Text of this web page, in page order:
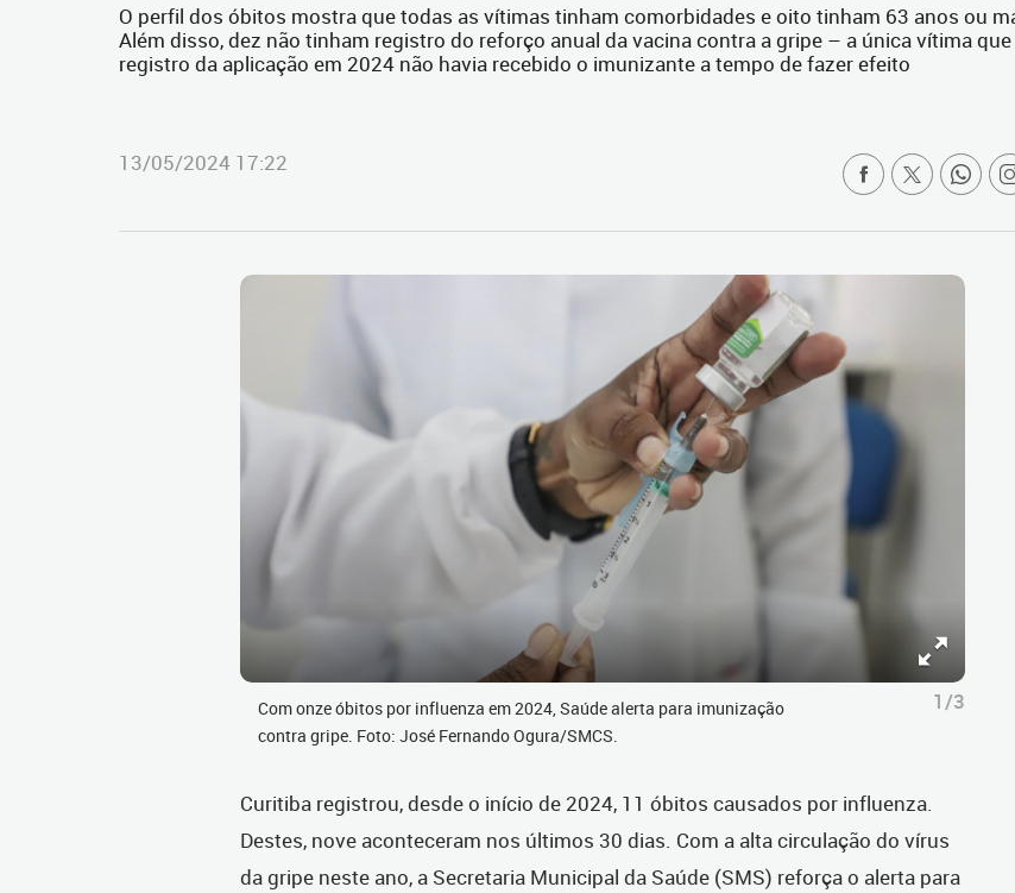
O perfil dos óbitos mostra que todas as vítimas tinham comorbidades e oito tinham 63 anos ou
Além disso, dez não tinham registro do reforço anual da vacina contra a gripe – a única vítima
registro da aplicação em 2024 não havia recebido o imunizante a tempo de fazer efeito
13/05/2024 17:22
Com onze óbitos por influenza em 2024, Saúde alerta para imunização
contra gripe. Foto: José Fernando Ogura/SMCS.
1/3
Curitiba registrou, desde o início de 2024, 11 óbitos causados por influenza.
Destes, nove aconteceram nos últimos 30 dias. Com a alta circulação do vírus
da gripe neste ano, a Secretaria Municipal da Saúde (SMS) reforça o alerta para